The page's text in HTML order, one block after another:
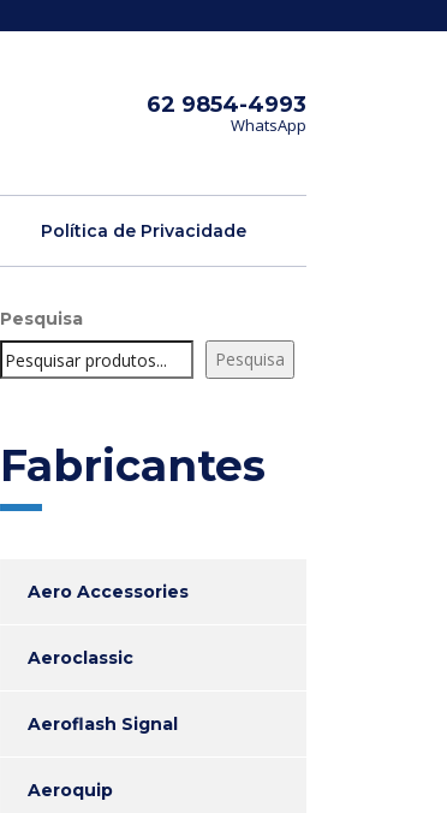
62 9854-4993
WhatsApp
Política de Privacidade
Pesquisa
Pesquisa
Fabricantes
Aero Accessories
Aeroclassic
Aeroflash Signal
Aeroquip